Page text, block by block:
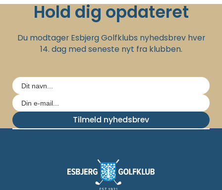
Hold dig opdateret
Du modtager Esbjerg Golfklubs nyhedsbrev hver
14. dag med seneste nyt fra klubben.
Tilmeld nyhedsbrev